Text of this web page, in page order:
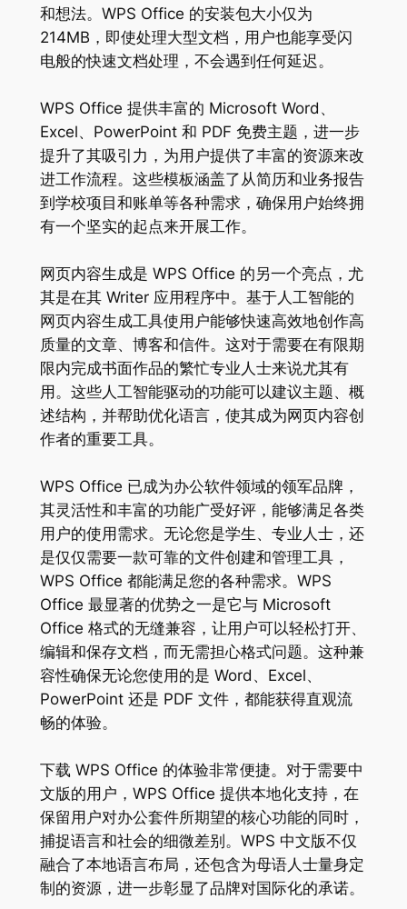
和想法。WPS Office 的安装包大小仅为
214MB，即使处理大型文档，用户也能享受闪
电般的快速文档处理，不会遇到任何延迟。
WPS Office 提供丰富的 Microsoft Word、
Excel、PowerPoint 和 PDF 免费主题，进一步
提升了其吸引力，为用户提供了丰富的资源来改
进工作流程。这些模板涵盖了从简历和业务报告
到学校项目和账单等各种需求，确保用户始终拥
有一个坚实的起点来开展工作。
网页内容生成是 WPS Office 的另一个亮点，尤
其是在其 Writer 应用程序中。基于人工智能的
网页内容生成工具使用户能够快速高效地创作高
质量的文章、博客和信件。这对于需要在有限期
限内完成书面作品的繁忙专业人士来说尤其有
用。这些人工智能驱动的功能可以建议主题、概
述结构，并帮助优化语言，使其成为网页内容创
作者的重要工具。
WPS Office 已成为办公软件领域的领军品牌，
其灵活性和丰富的功能广受好评，能够满足各类
用户的使用需求。无论您是学生、专业人士，还
是仅仅需要一款可靠的文件创建和管理工具，
WPS Office 都能满足您的各种需求。WPS
Office 最显著的优势之一是它与 Microsoft
Office 格式的无缝兼容，让用户可以轻松打开、
编辑和保存文档，而无需担心格式问题。这种兼
容性确保无论您使用的是 Word、Excel、
PowerPoint 还是 PDF 文件，都能获得直观流
畅的体验。
下载 WPS Office 的体验非常便捷。对于需要中
文版的用户，WPS Office 提供本地化支持，在
保留用户对办公套件所期望的核心功能的同时，
捕捉语言和社会的细微差别。WPS 中文版不仅
融合了本地语言布局，还包含为母语人士量身定
制的资源，进一步彰显了品牌对国际化的承诺。